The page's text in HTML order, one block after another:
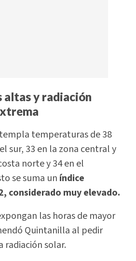
altas y radiación
temperaturas de 38
sur, 33 en la zona central y
norte y 34 en el
se suma un índice
considerado muy elevado.
las horas de mayor
Quintanilla al pedir
radiación solar.